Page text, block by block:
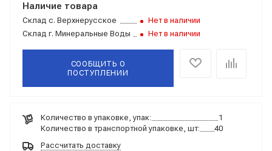
Наличие товара
Склад с. Верхнерусское
Нет в наличии
Склад г. Минеральные Воды Нет в наличии
СООБЩИТЬ О
ПОСТУПЛЕНИИ
Количество в упаковке, упак:
1
Количество в транспортной упаковке, шт:
40
Рассчитать доставку